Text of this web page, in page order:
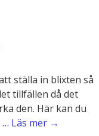
ställa in blixten så
tillfällen då det
den. Här kan du
… Läs mer →